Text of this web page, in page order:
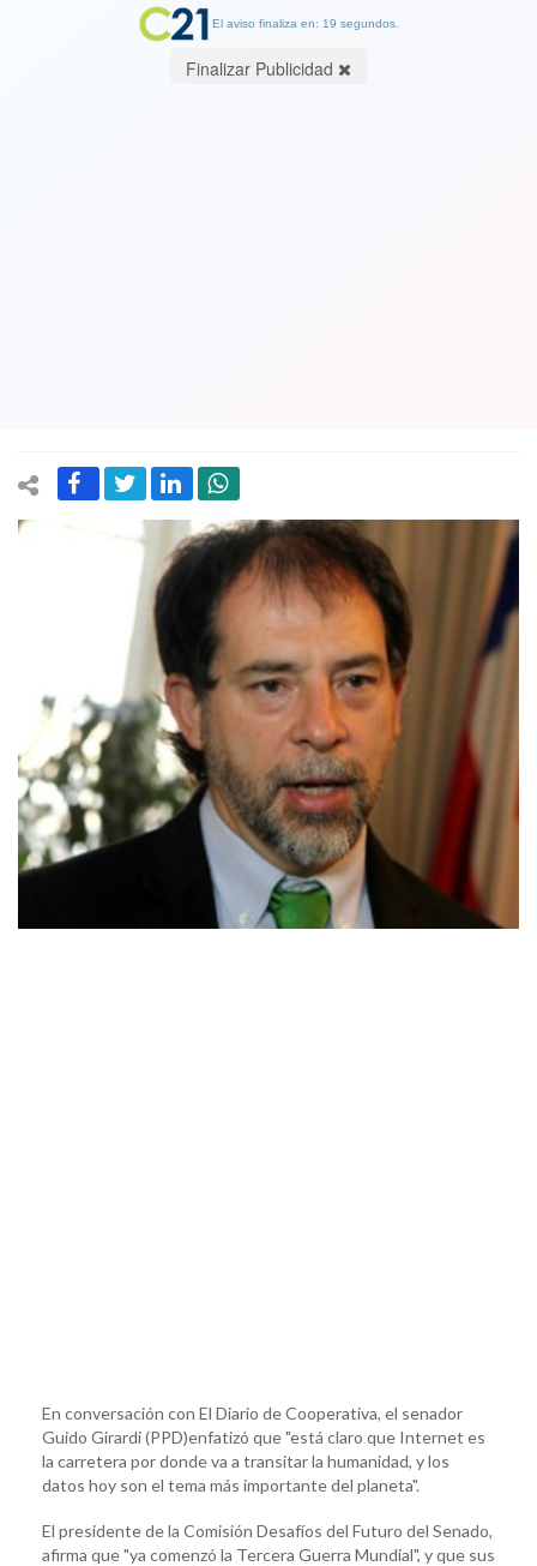
En conversación con El Diario de Cooperativa, el senador
Guido Girardi (PPD)enfatizó que "está claro que Internet es
la carretera por donde va a transitar la humanidad, y los
datos hoy son el tema más importante del planeta".
El presidente de la Comisión Desafíos del Futuro del Senado,
afirma que "ya comenzó la Tercera Guerra Mundial", y que sus
El aviso finaliza en: 19 segundos.
Finalizar Publicidad